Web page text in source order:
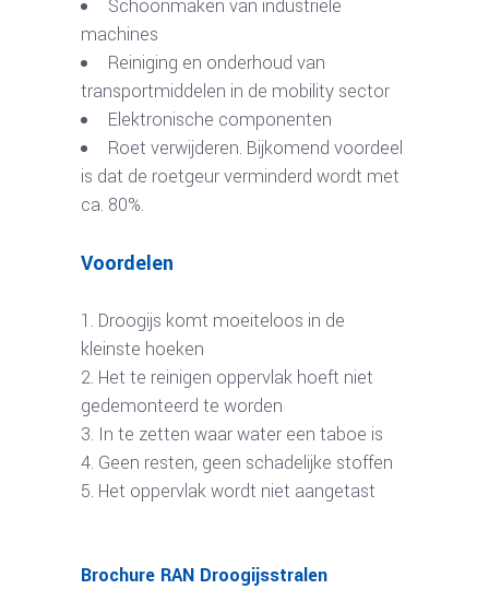
Schoonmaken van industriële
machines
Reiniging en onderhoud van
transportmiddelen in de mobility sector
Elektronische componenten
Roet verwijderen. Bijkomend voordeel
is dat de roetgeur verminderd wordt met
ca. 80%.
Voordelen
Droogijs komt moeiteloos in de
kleinste hoeken
Het te reinigen oppervlak hoeft niet
gedemonteerd te worden
In te zetten waar water een taboe is
Geen resten, geen schadelijke stoffen
Het oppervlak wordt niet aangetast
Brochure RAN Droogijsstralen